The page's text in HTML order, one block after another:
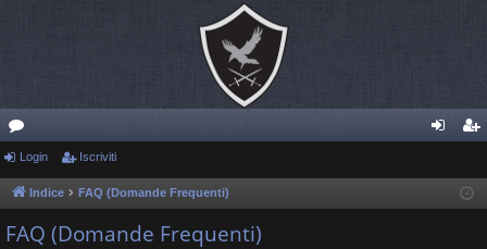
or
u
m
riv
Login Iscriviti
Indice FAQ (Domande Frequenti)
FAQ (Domande Frequenti)